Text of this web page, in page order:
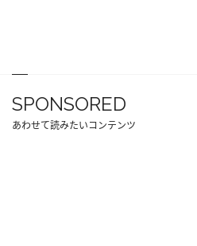
SPONSORED
あわせて読みたいコンテンツ